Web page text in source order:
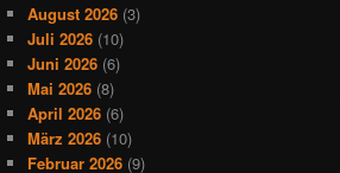
August 2026 (3)
Juli 2026 (10)
Juni 2026 (6)
Mai 2026 (8)
April 2026 (6)
März 2026 (10)
Februar 2026 (9)